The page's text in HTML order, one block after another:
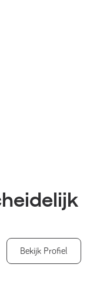
Bekijk Profiel